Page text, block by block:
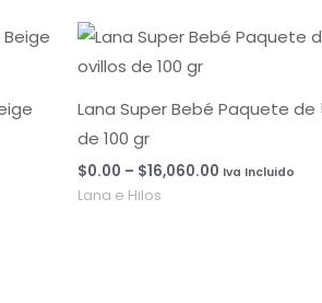
Lana Super Bebé Paquete de
de 100 gr
$0.00 – $16,060.00
Rango
de
$0.00
hasta
Iva Incluido
Lana e Hilos